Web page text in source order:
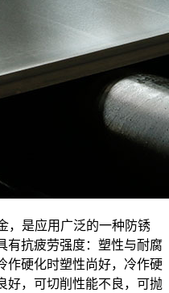
，是应用广泛的一种防锈
有抗疲劳强度：塑性与耐腐
作硬化时塑性尚好，冷作硬
好，可切削性能不良，可抛